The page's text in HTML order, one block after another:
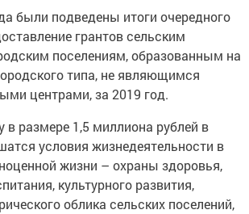
были подведены итоги очередного
грантов сельским
поселениям, образованным на
типа, не являющимся
центрами, за 2019 год.
в размере 1,5 миллиона рублей в
условия жизнедеятельности в
жизни – охраны здоровья,
культурного развития,
облика сельских поселений,